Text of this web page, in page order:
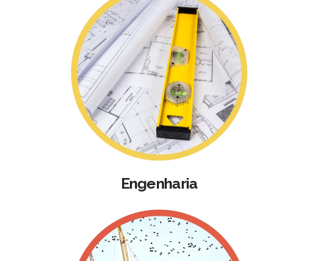
Engenharia